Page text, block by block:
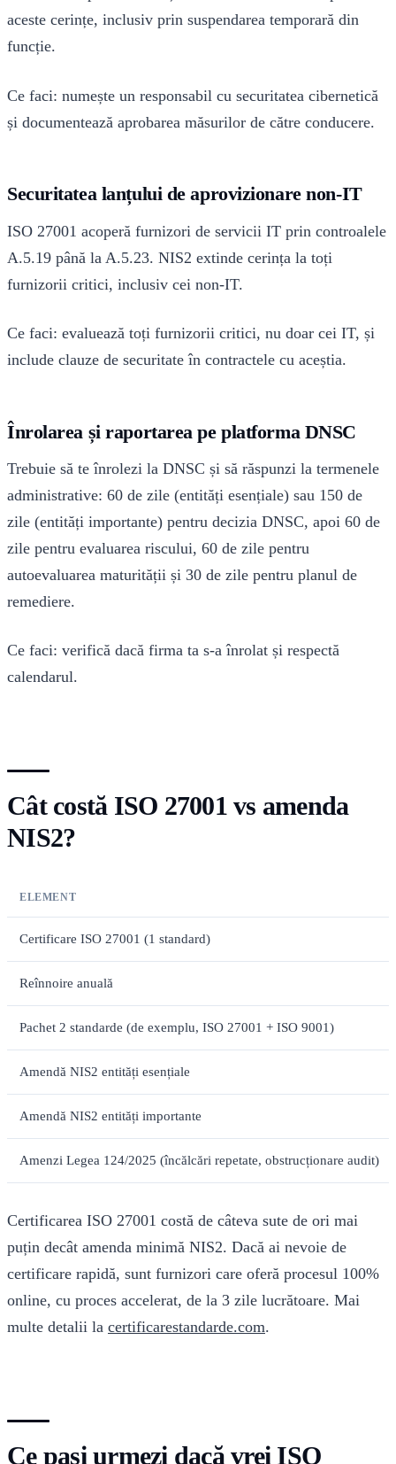
aceste cerințe, inclusiv prin suspendarea temporară din
funcție.
Ce faci: numește un responsabil cu securitatea cibernetică
și documentează aprobarea măsurilor de către conducere.
Securitatea lanțului de aprovizionare non-IT
ISO 27001 acoperă furnizori de servicii IT prin controalele
A.5.19 până la A.5.23. NIS2 extinde cerința la toți
furnizorii critici, inclusiv cei non-IT.
Ce faci: evaluează toți furnizorii critici, nu doar cei IT, și
include clauze de securitate în contractele cu aceștia.
Înrolarea și raportarea pe platforma DNSC
Trebuie să te înrolezi la DNSC și să răspunzi la termenele
administrative: 60 de zile (entități esențiale) sau 150 de
zile (entități importante) pentru decizia DNSC, apoi 60 de
zile pentru evaluarea riscului, 60 de zile pentru
autoevaluarea maturității și 30 de zile pentru planul de
remediere.
Ce faci: verifică dacă firma ta s-a înrolat și respectă
calendarul.
Cât costă ISO 27001 vs amenda
NIS2?
ELEMENT
Certificare ISO 27001 (1 standard)
Reînnoire anuală
Pachet 2 standarde (de exemplu, ISO 27001 + ISO 9001)
Amendă NIS2 entități esențiale
Amendă NIS2 entități importante
Amenzi Legea 124/2025 (încălcări repetate, obstrucționare audit)
Certificarea ISO 27001 costă de câteva sute de ori mai
puțin decât amenda minimă NIS2. Dacă ai nevoie de
certificare rapidă, sunt furnizori care oferă procesul 100%
online, cu proces accelerat, de la 3 zile lucrătoare. Mai
multe detalii la certificarestandarde.com.
Ce pași urmezi dacă vrei ISO